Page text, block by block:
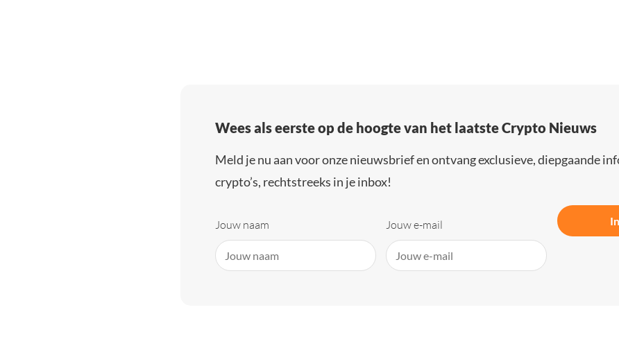
Wees als eerste op de hoogte van het laatste Crypto Nieuws
Meld je nu aan voor onze nieuwsbrief en ontvang exclusieve, diepgaande
crypto’s, rechtstreeks in je inbox!
Jouw naam Jouw e-mail